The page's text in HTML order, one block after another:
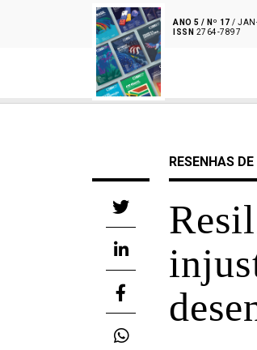
ANO 5 / Nº 17 /
ISSN 2764-7897
RESENHAS